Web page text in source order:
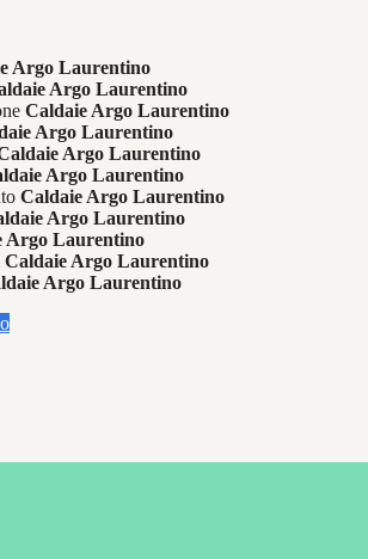
Argo Laurentino
Argo Laurentino
Caldaie Argo Laurentino
Argo Laurentino
Argo Laurentino
Argo Laurentino
Caldaie Argo Laurentino
Argo Laurentino
Argo Laurentino
Caldaie Argo Laurentino
Argo Laurentino